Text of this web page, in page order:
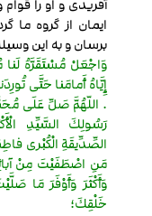
آفریدی و او را
ایمان از گروه ما
برسان و به این
وَاجْعَلْ مُسْتَقَرَّهُ لَنا
إِيَّاهُ أَمامَنا حَتَّى
. اللّهُمَّ صَلِّ عَلَى
رَسُولِكَ السَّيِّدِ
الصِّدِّيقَةِ الْكُبْرى
مَنِ اصْطَفَيْتَ مِنْ
وَأَكْثَرَ وَأَوْفَرَ مَا
خَلْقِكَ؛